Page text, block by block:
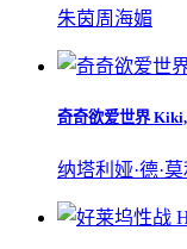
朱茵周海媚
奇奇欲爱世界 Kiki,
纳塔利娅·德·